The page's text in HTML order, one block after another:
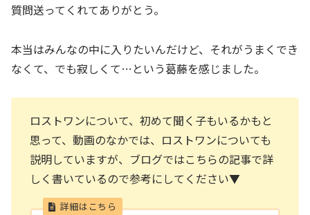
質問送ってくれてありがとう。
本当はみんなの中に入りたいんだけど、それがうまくでき
なくて、でも寂しくて…という葛藤を感じました。
ロストワンについて、初めて聞く子もいるかもと
思って、動画のなかでは、ロストワンについても
説明していますが、ブログではこちらの記事で詳
しく書いているので参考にしてください▼